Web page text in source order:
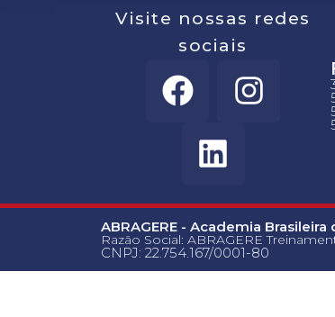
Visite nossas redes
sociais
ABRAGERE - Academia
Razão Social: ABRAGERE
CNPJ: 22.754.167/0001-80